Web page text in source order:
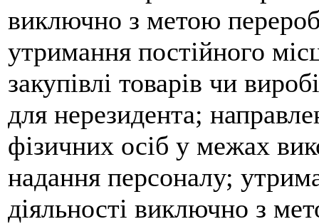
виключно з метою
утримання постійного
закупівлі товарів чи
для нерезидента;
фізичних осіб у межах
надання персоналу;
діяльності виключно з